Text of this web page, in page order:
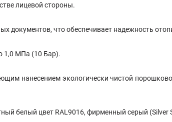
лицевой стороны.
документов, что обеспечивает надежность
1,0 МПа (10 Бар).
нанесением экологически чистой
белый цвет RAL9016, фирменный серый (Silver